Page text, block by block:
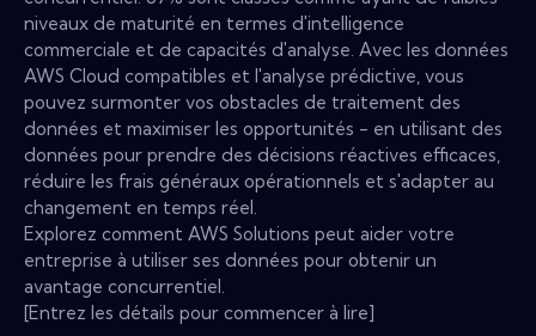
niveaux de maturité en termes d'intelligence
commerciale et de capacités d'analyse. Avec les données
AWS Cloud compatibles et l'analyse prédictive, vous
pouvez surmonter vos obstacles de traitement des
données et maximiser les opportunités - en utilisant des
données pour prendre des décisions réactives efficaces,
réduire les frais généraux opérationnels et s'adapter au
changement en temps réel.
Explorez comment AWS Solutions peut aider votre
entreprise à utiliser ses données pour obtenir un
avantage concurrentiel.
[Entrez les détails pour commencer à lire]